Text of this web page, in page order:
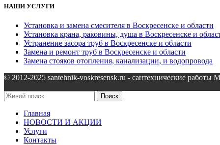
НАШИ УСЛУГИ
Установка и замена смесителя в Воскресенске и области
Установка крана, раковины, душа в Воскресенске и
Устранение засора труб в Воскресенске и области
Замена и ремонт труб в Воскресенске и области
Замена стояков отопления, канализации, и водопровода
© 2012-2025 santehnik-voskresensk.ru - сантехнические работы
Поиск
Главная
НОВОСТИ И АКЦИИ
Услуги
Контакты